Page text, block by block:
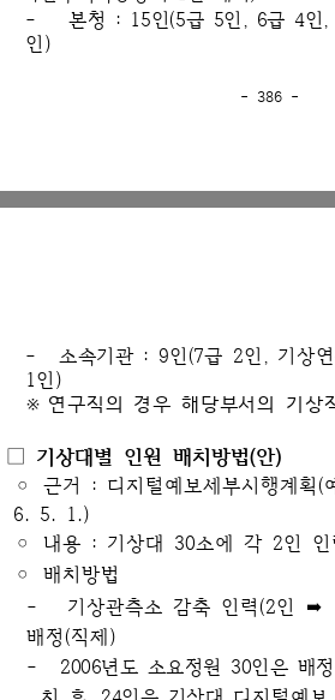
- 본청 : 15인(5급 5인, 6급 4인
인)
- 386 -
- 소속기관 : 9인(7급 2인, 기상
1인)
※ 연구직의 경우 해당부서의 기상
□ 기상대별 인원 배치방법(안)
◦
근거 : 디지털예보세부시행계획
6. 5. 1.)
◦
내용 : 기상대 30소에 각 2인 인
◦
배치방법
- 기상관측소 감축 인력(2인 ➡
배정(직제)
- 2006년도 소요정원 30인은 배